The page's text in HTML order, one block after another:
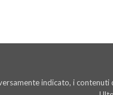
indicato, i